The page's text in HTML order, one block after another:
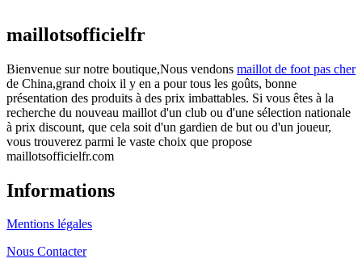
maillotsofficielfr
Bienvenue sur notre boutique,Nous vendons maillot de foot pas cher
de China,grand choix il y en a pour tous les goûts, bonne
présentation des produits à des prix imbattables. Si vous êtes à la
recherche du nouveau maillot d'un club ou d'une sélection nationale
à prix discount, que cela soit d'un gardien de but ou d'un joueur,
vous trouverez parmi le vaste choix que propose
maillotsofficielfr.com
Informations
Mentions légales
Nous Contacter